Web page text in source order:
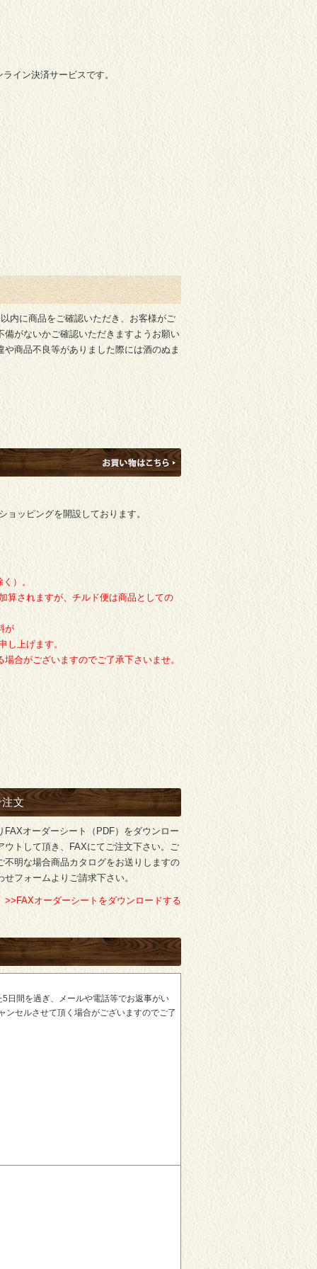
イン決済サービスです。
内に商品をご確認いただき、お客様がご
がないかご確認いただきますようお願い
商品不良等がありました際には酒のぬま
ッピングを開設しております。
）。
算されますが、チルド便は商品としての
が
し上げます。
合がございますのでご了承下さいませ。
注文
FAXオーダーシート（PDF）をダウンロー
ウトして頂き、FAXにてご注文下さい。ご
不明な場合商品カタログをお送りしますの
せフォームよりご請求下さい。
>>FAXオーダーシートをダウンロードする
日間を過ぎ、メールや電話等でお返事がい
ンセルさせて頂く場合がございますのでご了